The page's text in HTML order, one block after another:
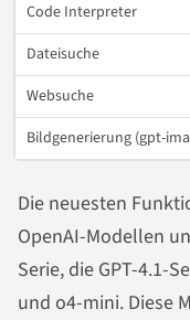
Code Interpreter
Dateisuche
Websuche
Bildgenerierung (gpt-
Die neuesten
OpenAI-Modellen
Serie, die GPT-4.1-
und o4-mini. Diese